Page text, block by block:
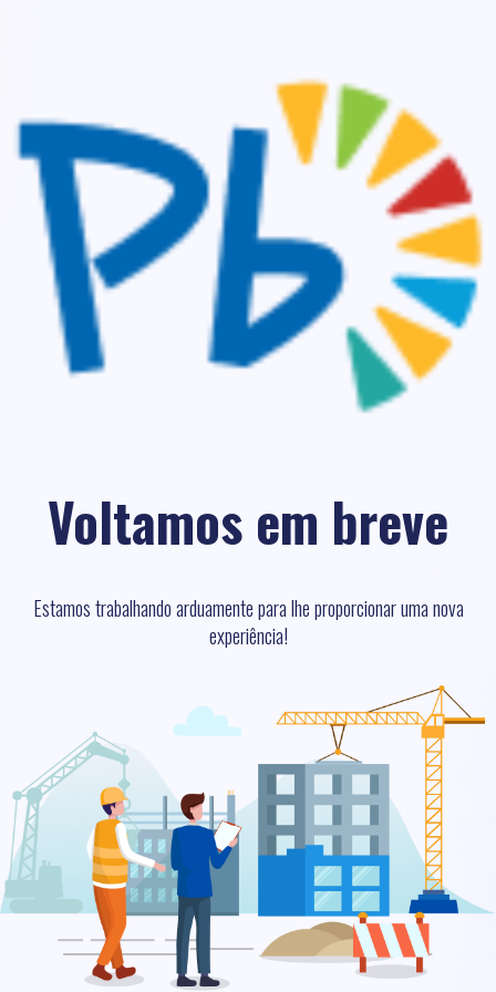
Voltamos em breve
Estamos trabalhando arduamente para lhe proporcionar uma nova
experiência!